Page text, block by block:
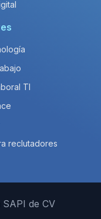
TI
reclutadores
de CV